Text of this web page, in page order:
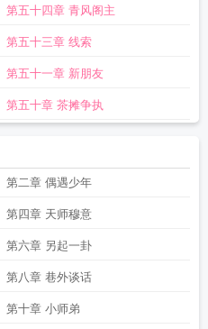
第五十四章 青风阁主
第五十三章 线索
第五十一章 新朋友
第五十章 茶摊争执
第二章 偶遇少年
第四章 天师穆意
第六章 另起一卦
第八章 巷外谈话
第十章 小师弟